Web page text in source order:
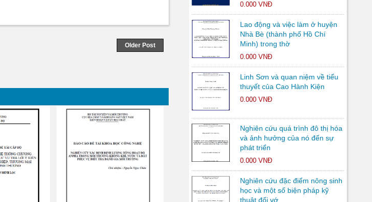
Older Post
0.000 VNĐ
Lao động và việc làm ở huyện
Nhà Bè (thành phố Hồ Chí
Minh) trong thờ
0.000 VNĐ
Linh Sơn và quan niệm về tiểu
thuyết của Cao Hành Kiện
0.000 VNĐ
Nghiên cứu quá trình đô thị hóa
và ảnh hưởng của nó đến sự
phát triển
0.000 VNĐ
Nghiên cứu đặc điểm nông sinh
học và một số biện pháp kỹ
thuật đối vớ